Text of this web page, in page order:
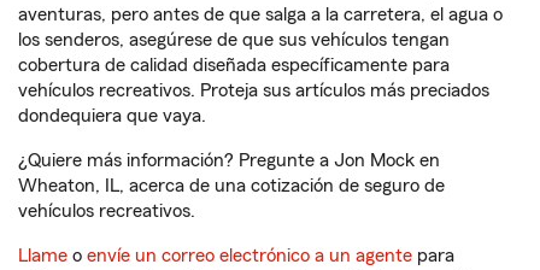
aventuras, pero antes de que salga a la carretera, el agua o
los senderos, asegúrese de que sus vehículos tengan
cobertura de calidad diseñada específicamente para
vehículos recreativos. Proteja sus artículos más preciados
dondequiera que vaya.
¿Quiere más información? Pregunte a Jon Mock en
Wheaton, IL, acerca de una cotización de seguro de
vehículos recreativos.
Llame o envíe un correo electrónico a un agente para